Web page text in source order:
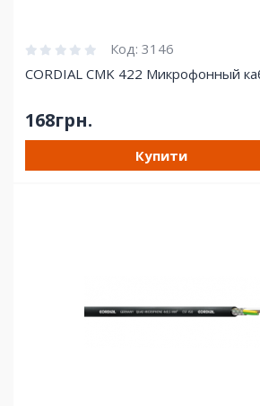
Код: 3146
CORDIAL CMK 422 Микрофонный
168грн.
Купити